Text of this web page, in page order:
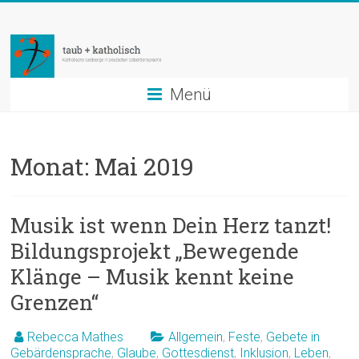
springen
taub
+
katholisch
in
Menü
Monat: Mai 2019
Musik ist wenn Dein Herz tanzt!
Bildungsprojekt „Bewegende
Klänge – Musik kennt keine
Grenzen“
Rebecca Mathes Allgemein, Feste, Gebete in
Gebärdensprache, Glaube, Gottesdienst, Inklusion, Leben,